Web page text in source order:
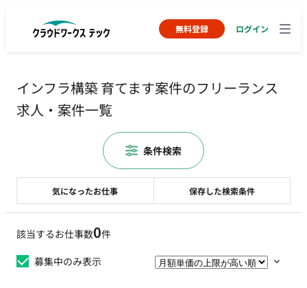
無料登録 ログイン
インフラ構築 育てます案件のフリーランス
求人・案件一覧
該当するお仕事数0件
募集中のみ表示
気になったお仕事 保存した検索条件
条件検索